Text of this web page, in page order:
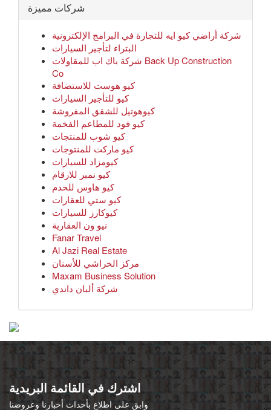
شركات مميزة
شركة أراضي كيو ايه للتجارة في البرامج الإلكترونية
البتراء لتأجير السيارات
شركة باك اب للمقاولات Back Up Construction
Co
كيو هوست للاستضافة
كيو للتأجير السيارات
كيوهوتيل للشقق المفروشة
كيو فود للمطاعم الفخمة
كيو شوب للمنتجات
كيو ماركت للمنتوجات
كيومزاد للسيارات
كيو نمبر للارقام
كيو هاوس للخدم
كيو ستي للعقارات
كيوكارز للسيارات
نيو ون العقارية
Fanar Travel
Al Jazi Real Estate
مركز الخراشي للأسنان
Maxam Business Solution
شركة ألبان داندي
اشترك في القائمة البريدية
وابق على اطلاع بأحداث أخبارنا وعروضنا